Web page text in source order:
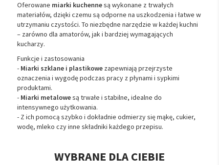
Oferowane miarki kuchennesą wykonane z trwałych
materiałów, dzięki czemu są odporne na uszkodzenia i łatwe w
utrzymaniu czystości. To niezbędne narzędzie w każdej kuchni
– zarówno dla amatorów, jak i bardziej wymagających
kucharzy.
Funkcje i zastosowania
- Miarki szklane i plastikowe zapewniają przejrzyste
oznaczenia i wygodę podczas pracy z płynami i sypkimi
produktami.
- Miarki metalowesą trwałe i stabilne, idealne do
intensywnego użytkowania.
- Z ich pomocą szybko i dokładnie odmierzy się mąkę, cukier,
wodę, mleko czy inne składniki każdego przepisu.
WYBRANE DLA CIEBIE